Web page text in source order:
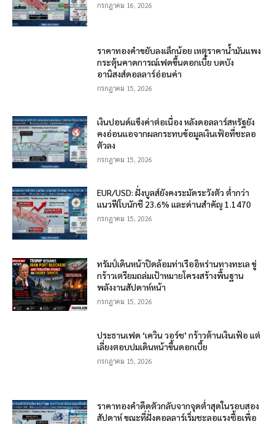
กรกฎาคม 16, 2026
ราคาทองคำขยับลงเล็กน้อย เหตุราคาน้ำมันแพง
กระตุ้นคาดการณ์เฟดขึ้นดอกเบี้ย บดบัง
อานิสงส์ดอลลาร์อ่อนค่า
กรกฎาคม 15, 2026
เงินปอนด์แข็งค่าต่อเนื่อง หลังดอลลาร์สหรัฐยัง
คงอ่อนแอจากผลกระทบข้อมูลเงินเฟ้อที่ชะลอ
ตัวลง
กรกฎาคม 15, 2026
EUR/USD: ฝั่งบูลส์ยังคงระมัดระวังตัว ต่ำกว่า
แนวฟีโบนักชี 23.6% และด่านสำคัญ 1.1470
กรกฎาคม 15, 2026
ทรัมป์เดินหน้าปิดล้อมท่าเรืออิหร่านทางทะเล ขู่
กร้าวเตรียมถล่มเป้าหมายโครงสร้างพื้นฐาน
พลังงานสัปดาห์หน้า
กรกฎาคม 15, 2026
ประธานเฟด ‘เควิน วอร์ช’ กร้าวต้านเงินเฟ้อ แต่
เลี่ยงตอบปมเดินหน้าขึ้นดอกเบี้ย
กรกฎาคม 15, 2026
ราคาทองคำดีดตัวกลับจากจุดต่ำสุดในรอบสอง
สัปดาห์ ขณะที่ฝั่งดอลลาร์เริ่มชะลอแรงซื้อเพื่อ